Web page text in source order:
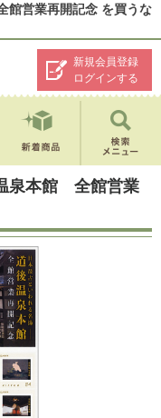
営業再開記念 を買うな
新規会員登録
ログインする
泉本館 全館営業